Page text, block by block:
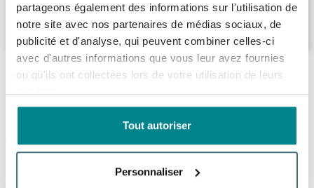
partageons également des informations sur l'utilisation de
notre site avec nos partenaires de médias sociaux, de
publicité et d'analyse, qui peuvent combiner celles-ci
avec d'autres informations que vous leur avez fournies
ou qu'ils ont collectées lors de votre utilisation de leurs
services.
Tout autoriser
Personnaliser
495,99
Description
BRAUER Adore Armoire de salle de bains -
120x35x35cm - avec 1 porte sans poignée
battant à gauche gris mat
Cette armoire de salle de bains mi-haute est idéale si
Spécifications
Numéro d'article
SW370833
Numéro de fournisseur
HK-AD120LMG
Fiches techniques